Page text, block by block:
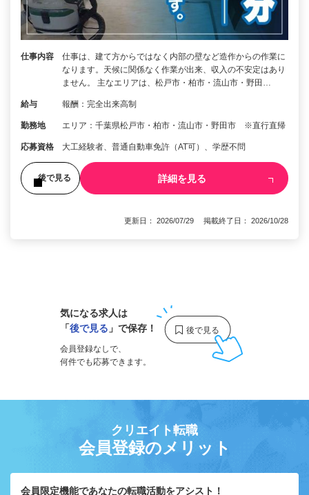
仕事内容
仕事は、建て方からではなく内部の壁など造作からの作業に
なります。天候に関係なく作業が出来、収入の不安定はあり
ません。 主なエリアは、松戸市・柏市・流山市・野田…
給与 報酬：完全出来高制
勤務地 エリア：千葉県松戸市・柏市・流山市・野田市 ※直行直帰
応募資格 大工経験者、普通自動車免許（AT可）、学歴不問
後で見る 詳細を見る
更新日： 2026/07/29 掲載終了日： 2026/10/28
気になる求人は
「後で見る 」で保存！
会員登録なしで、
何件でも応募できます。
クリエイト転職
会員登録のメリット
会員限定機能であなたの転職活動をアシスト！